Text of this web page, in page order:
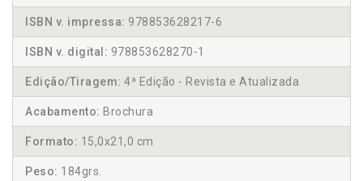
ISBN v. impressa: 978853628217-6
ISBN v. digital: 978853628270-1
Edição/Tiragem: 4ª Edição - Revista e Atualizada
Acabamento: Brochura
Formato: 15,0x21,0 cm
Peso: 184grs.